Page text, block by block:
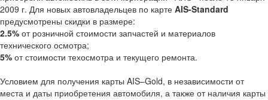
2009 г. Для новых автовладельцев по карте AIS-Standard
предусмотрены скидки в размере:
2.5% от розничной стоимости запчастей и материалов
технического осмотра;
5% от стоимости техосмотра и текущего ремонта.
Условием для получения карты AIS–Gold, в независимости от
места и даты приобретения автомобиля, а также от наличия карты